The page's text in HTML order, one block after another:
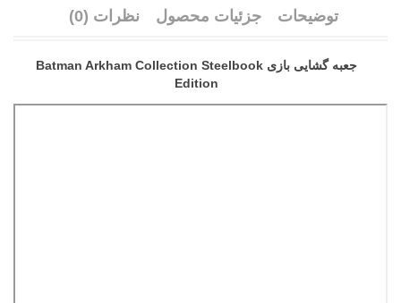
توضیحات جزئیات محصول نظرات (0)
جعبه گشایی بازی Batman Arkham Collection Steelbook
Edition